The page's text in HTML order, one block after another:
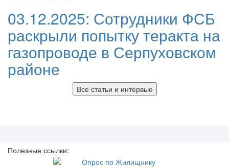
03.12.2025: Сотрудники ФСБ
раскрыли попытку теракта на
газопроводе в Серпуховском
районе
Все статьи и интервью
Полезные ссылки: